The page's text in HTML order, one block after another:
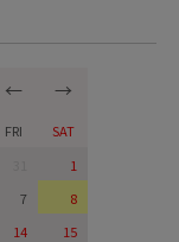
← →
FRI
SAT
1
7
8
14
15